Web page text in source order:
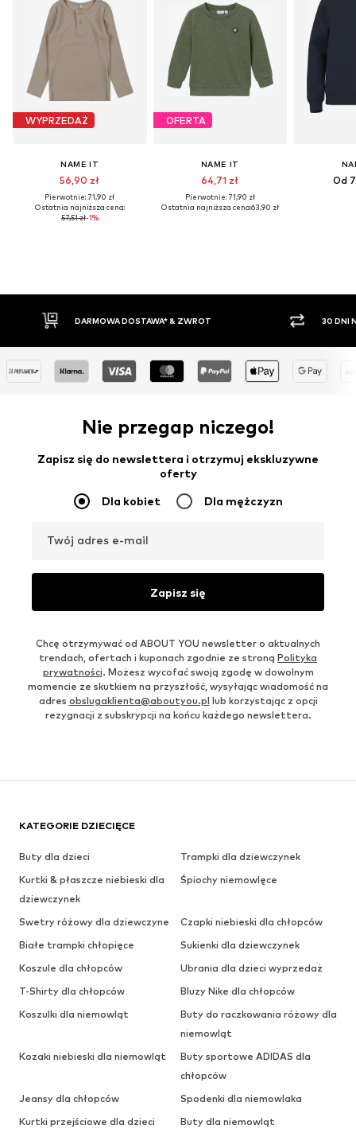
WYPRZEDAŻ
NAME IT
56,90 zł
Pierwotnie: 71,90 zł
Ostatnia najniższa cena:
57,51 zł-1%
OFERTA
NAME IT
64,71 zł
Pierwotnie: 71,90 zł
Ostatnia najniższa cena:63,90 zł
Od
30 DNI NA ZWROT TOWARU
Nie przegap niczego!
Zapisz się do newslettera i otrzymuj ekskluzywne
oferty
Dla kobiet Dla mężczyzn
Twój adres e-mail
Zapisz się
Chcę otrzymywać od ABOUT YOU newsletter o aktualnych
trendach, ofertach i kuponach zgodnie ze stroną Polityka
prywatności. Możesz wycofać swoją zgodę w dowolnym
momencie ze skutkiem na przyszłość, wysyłając wiadomość na
adres obslugaklienta@aboutyou.pl lub korzystając z opcji
rezygnacji z subskrypcji na końcu każdego newslettera.
KATEGORIE DZIECIĘCE
Buty dla dzieci
Trampki dla dziewczynek
Kurtki & płaszcze niebieski dla
dziewczynek
Śpiochy niemowlęce
Swetry różowy dla dziewczyne
Czapki niebieski dla chłopców
Białe trampki chłopięce
Sukienki dla dziewczynek
Koszule dla chłopców
Ubrania dla dzieci wyprzedaż
T-Shirty dla chłopców
Bluzy Nike dla chłopców
Koszulki dla niemowląt
Buty do raczkowania różowy dla
niemowląt
Kozaki niebieski dla niemowląt
Buty sportowe ADIDAS dla
chłopców
Jeansy dla chłopców
Spodenki dla niemowlaka
Kurtki przejściowe dla dzieci
Buty dla niemowląt